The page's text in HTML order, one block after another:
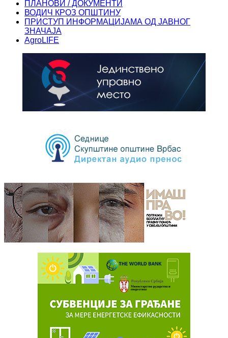
ПЛАНОВИ / ДОКУМЕНТИ
ВОДИЧ КРОЗ ОПШТИНУ
ПРИСТУП ИНФОРМАЦИЈАМА ОД ЈАВНОГ
ЗНАЧАЈА
AgroLIFE